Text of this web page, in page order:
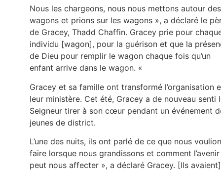
Nous les chargeons, nous nous mettons autour des
wagons et prions sur les wagons », a déclaré le
de Gracey, Thadd Chaffin. Gracey prie pour
individu [wagon], pour la guérison et que la
de Dieu pour remplir le wagon chaque fois qu’un
enfant arrive dans le wagon. «
Gracey et sa famille ont transformé l’organisation
leur ministère. Cet été, Gracey a de nouveau senti
Seigneur tirer à son cœur pendant un événement
jeunes de district.
L’une des nuits, ils ont parlé de ce que nous
faire lorsque nous grandissons et comment l’avenir
peut nous affecter », a déclaré Gracey. [Ils avaient]